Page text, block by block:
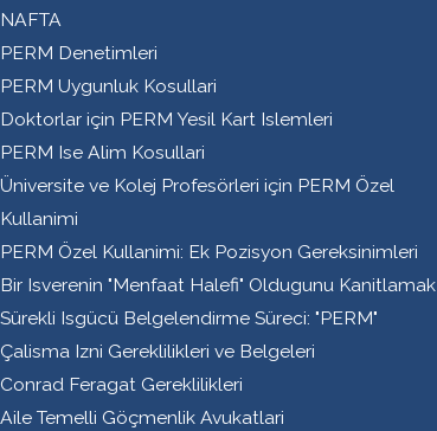
NAFTA
PERM Denetimleri
PERM Uygunluk Kosullari
Doktorlar için PERM Yesil Kart Islemleri
PERM Ise Alim Kosullari
Üniversite ve Kolej Profesörleri için PERM Özel
Kullanimi
PERM Özel Kullanimi: Ek Pozisyon Gereksinimleri
Bir Isverenin "Menfaat Halefi" Oldugunu Kanitlamak
Sürekli Isgücü Belgelendirme Süreci: "PERM"
Çalisma Izni Gereklilikleri ve Belgeleri
Conrad Feragat Gereklilikleri
Aile Temelli Göçmenlik Avukatlari